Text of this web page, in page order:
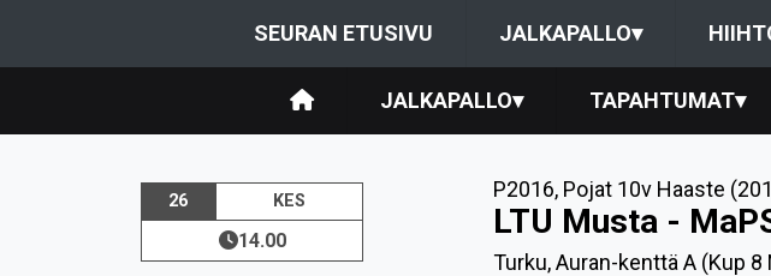
SEURAN ETUSIVU JALKAPALLO▾
JALKAPALLO▾ TAPAHTUMAT▾
26 KES
14.00
P2016, Pojat 10v Haaste
LTU Musta -
Turku, Auran-kenttä A (Kup 8